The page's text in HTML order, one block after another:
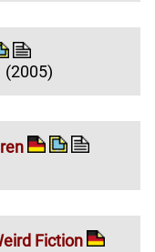
(2005)
Fiction